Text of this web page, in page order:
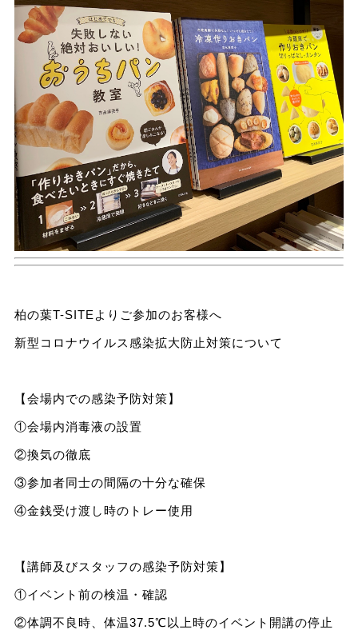
柏の葉T-SITEよりご参加のお客様へ
新型コロナウイルス感染拡大防止対策について
【会場内での感染予防対策】
①会場内消毒液の設置
②換気の徹底
③参加者同士の間隔の十分な確保
④金銭受け渡し時のトレー使用
【講師及びスタッフの感染予防対策】
①イベント前の検温・確認
②体調不良時、体温37.5℃以上時のイベント開講の停止